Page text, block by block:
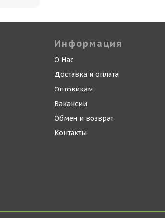
Информация
О Нас
Доставка и оплата
Оптовикам
Вакансии
Обмен и возврат
Контакты